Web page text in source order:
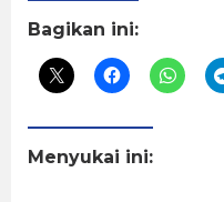
Bagikan ini:
Menyukai ini: